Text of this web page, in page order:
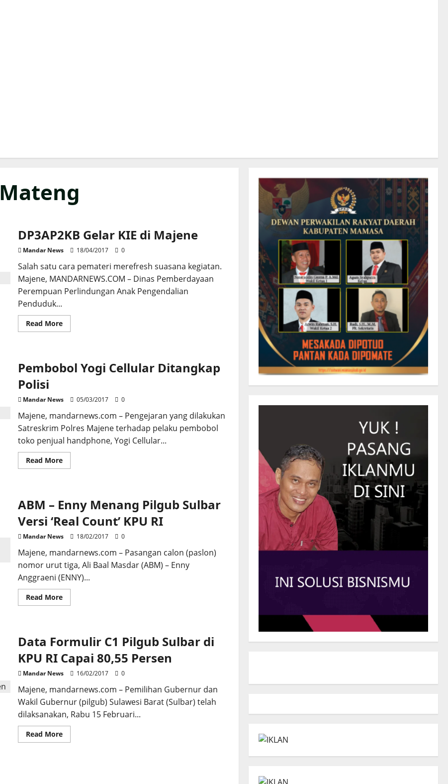
Mateng
DP3AP2KB Gelar KIE di Majene
Mandar News 18/04/2017 0
Salah satu cara pemateri merefresh suasana kegiatan.
Majene, MANDARNEWS.COM – Dinas Pemberdayaan
Perempuan Perlindungan Anak Pengendalian
Penduduk...
Read MoreRead
more
di
Majene
Pembobol Yogi Cellular Ditangkap
Polisi
Mandar News 05/03/2017 0
Majene, mandarnews.com – Pengejaran yang dilakukan
Satreskrim Polres Majene terhadap pelaku pembobol
toko penjual handphone, Yogi Cellular...
Read MoreRead
more
Ditangkap
Polisi
ABM – Enny Menang Pilgub Sulbar
Versi ‘Real Count’ KPU RI
Mandar News 18/02/2017 0
Majene, mandarnews.com – Pasangan calon (paslon)
nomor urut tiga, Ali Baal Masdar (ABM) – Enny
Anggraeni (ENNY)...
Read MoreRead
more
Menang
Pilgub
Sulbar
Versi
‘Real
Count’
RI
Data Formulir C1 Pilgub Sulbar di
KPU RI Capai 80,55 Persen
Mandar News 16/02/2017 0
Majene, mandarnews.com – Pemilihan Gubernur dan
Wakil Gubernur (pilgub) Sulawesi Barat (Sulbar) telah
dilaksanakan, Rabu 15 Februari...
Read MoreRead
more